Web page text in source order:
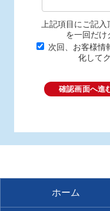
上記項目にご記入
を一回だけ
次回、お客様情
化して
確認画面へ進
ホーム